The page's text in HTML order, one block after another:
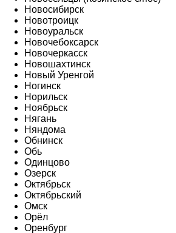
Новосибирск
Новотроицк
Новоуральск
Новочебоксарск
Новочеркасск
Новошахтинск
Новый Уренгой
Ногинск
Норильск
Ноябрьск
Нягань
Няндома
Обнинск
Обь
Одинцово
Озерск
Октябрьск
Октябрьский
Омск
Орёл
Оренбург